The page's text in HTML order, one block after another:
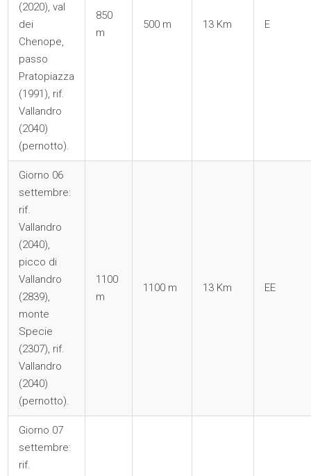
(2020), val
dei
Chenope,
passo
Pratopiazza
(1991), rif.
Vallandro
(2040)
(pernotto).
850
m
500 m 13 Km E
Giorno 06
settembre:
rif.
Vallandro
(2040),
picco di
Vallandro
(2839),
monte
Specie
(2307), rif.
Vallandro
(2040)
(pernotto).
1100
m
1100 m 13 Km EE
Giorno 07
settembre:
rif.